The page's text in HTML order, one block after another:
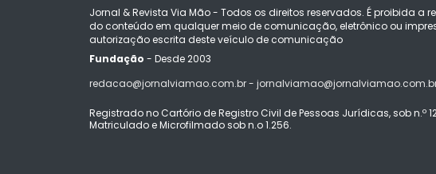
Jornal & Revista Via Mão - Todos os direitos reservados. É proibida a
do conteúdo em qualquer meio de comunicação, eletrônico ou
autorização escrita deste veículo de comunicação
Fundação - Desde 2003
redacao@jornalviamao.com.br -
Registrado no Cartório de Registro Civil de Pessoas Jurídicas, sob n.º
Matriculado e Microfilmado sob n.o 1.256.